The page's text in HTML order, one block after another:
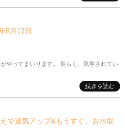
8月17日
やってまいります。 長らく、気学されてい
続きを読む
で運気アップ&もうすぐ、お水取